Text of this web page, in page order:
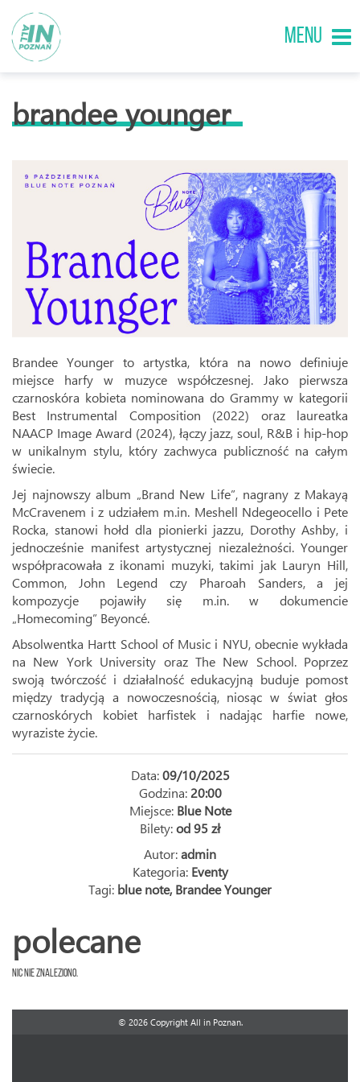
MENU
brandee younger
Brandee Younger to artystka, która na nowo definiuje
miejsce harfy w muzyce współczesnej. Jako pierwsza
czarnoskóra kobieta nominowana do Grammy w kategorii
Best Instrumental Composition (2022) oraz laureatka
NAACP Image Award (2024), łączy jazz, soul, R&B i hip-hop
w unikalnym stylu, który zachwyca publiczność na całym
świecie.
Jej najnowszy album „Brand New Life”, nagrany z Makayą
McCravenem i z udziałem m.in. Meshell Ndegeocello i Pete
Rocka, stanowi hołd dla pionierki jazzu, Dorothy Ashby, i
jednocześnie manifest artystycznej niezależności. Younger
współpracowała z ikonami muzyki, takimi jak Lauryn Hill,
Common, John Legend czy Pharoah Sanders, a jej
kompozycje pojawiły się m.in. w dokumencie
„Homecoming” Beyoncé.
Absolwentka Hartt School of Music i NYU, obecnie wykłada
na New York University oraz The New School. Poprzez
swoją twórczość i działalność edukacyjną buduje pomost
między tradycją a nowoczesnością, niosąc w świat głos
czarnoskórych kobiet harfistek i nadając harfie nowe,
wyraziste życie.
Data:09/10/2025
Godzina: 20:00
Miejsce: Blue Note
Bilety:od 95 zł
Autor:admin
Kategoria: Eventy
Tagi: blue note, Brandee Younger
polecane
Nic nie znaleziono.
© 2026 Copyright All in Poznan.